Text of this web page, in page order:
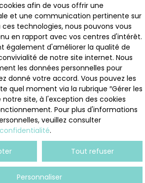
afin de vous offrir une
et une communication pertinente sur
technologies, nous pouvons vous
en rapport avec vos centres d'intérêt.
également d'améliorer la qualité de
de notre site internet. Nous
les données personnelles pour
donné votre accord. Vous pouvez les
quel moment via la rubrique ″Gérer les
notre site, à l'exception des cookies
Pour plus d'informations
veuillez consulter
.
Tout refuser
Personnaliser